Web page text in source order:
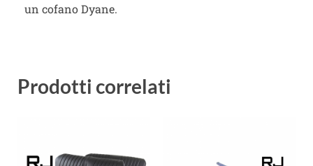
un cofano Dyane.
Prodotti correlati